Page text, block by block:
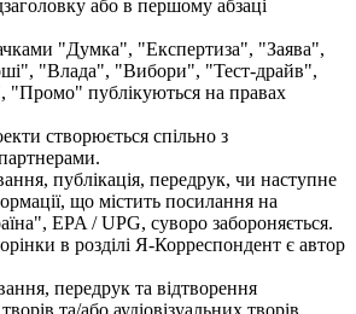
або в першому абзаці
"Думка", "Експертиза", "Заява",
"Влада", "Вибори", "Тест-драйв",
"Промо" публікуються на правах
створюється спільно з
публікація, передрук, чи наступне
що містить посилання на
EPA / UPG, суворо забороняється.
в розділі Я-Корреспондент є автор
передрук та відтворення
та/або аудіовізуальних творів